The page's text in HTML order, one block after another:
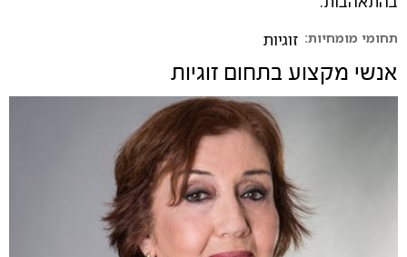
תחומי מומחיות: זוגיות
אנשי מקצוע בתחום זוגיות